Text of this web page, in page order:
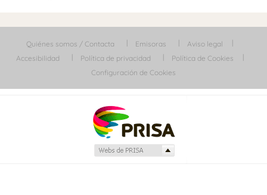
Quiénes somos / Contacta Emisoras
Aviso legal
Accesibilidad
Política de privacidad
Política de Cookies
Configuración de Cookies